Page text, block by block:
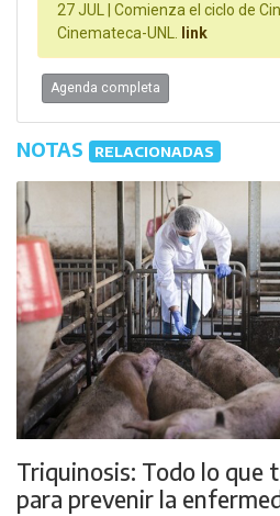
27 JUL | Comienza el ciclo de
Cinemateca-UNL. link
Agenda completa
NOTAS RELACIONADAS
Triquinosis: Todo lo que
para prevenir la